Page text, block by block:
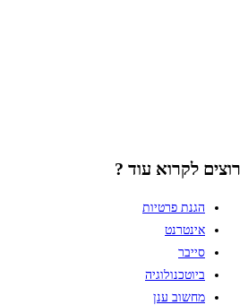
רוצים לקרוא עוד ?
הגנת פרטיות
אינטרנט
סייבר
ביוטכנולוגיה
מחשוב ענן